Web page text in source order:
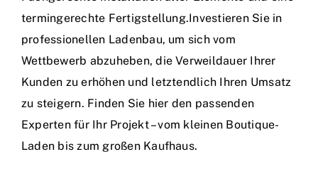
termingerechte Fertigstellung.Investieren Sie in
professionellen Ladenbau, um sich vom
Wettbewerb abzuheben, die Verweildauer Ihrer
Kunden zu erhöhen und letztendlich Ihren Umsatz
zu steigern. Finden Sie hier den passenden
Experten für Ihr Projekt – vom kleinen Boutique-
Laden bis zum großen Kaufhaus.